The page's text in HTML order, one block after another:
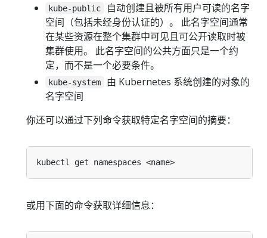
kube-public
自动创建且被所有用户可读的名字
空间（包括未经身份认证的）。 此名字空间通常
在某些资源在整个集群中可见且可公开读取时被
集群使用。 此名字空间的公共方面只是一个约
定，而不是一个必要条件。
kube-system
由 Kubernetes 系统创建的对象的
名字空间
你还可以通过下列命令获取特定名字空间的摘要：
或用下面的命令获取详细信息：